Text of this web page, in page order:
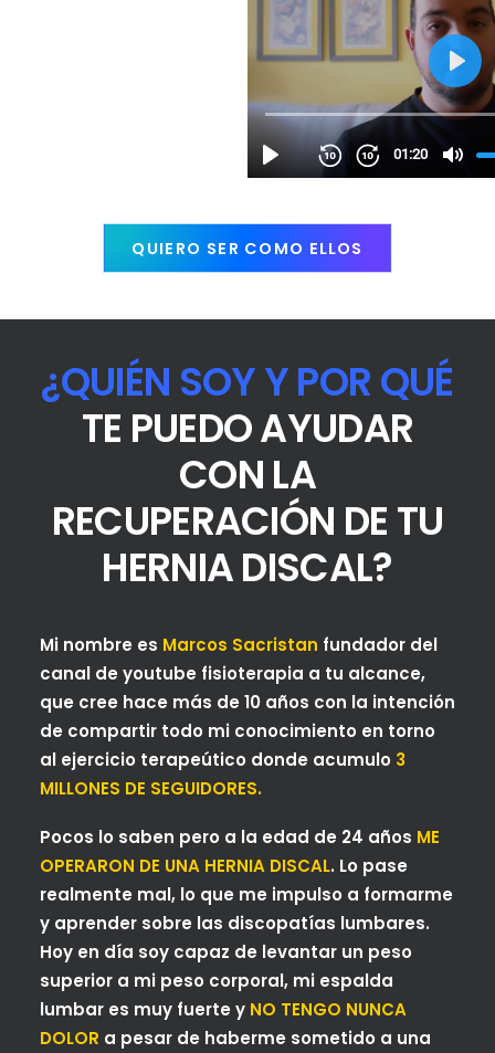
QUIERO SER COMO ELLOS
¿QUIÉN SOY Y POR QUÉ
TE PUEDO AYUDAR
CON LA
RECUPERACIÓN DE TU
HERNIA DISCAL?
Mi nombre es Marcos Sacristan fundador del
canal de youtube fisioterapia a tu alcance,
que cree hace más de 10 años con la intención
de compartir todo mi conocimiento en torno
al ejercicio terapeútico donde acumulo 3
MILLONES DE SEGUIDORES.
Pocos lo saben pero a la edad de 24 años ME
OPERARON DE UNA HERNIA DISCAL. Lo pase
realmente mal, lo que me impulso a formarme
y aprender sobre las discopatías lumbares.
Hoy en día soy capaz de levantar un peso
superior a mi peso corporal, mi espalda
lumbar es muy fuerte y NO TENGO NUNCA
DOLOR a pesar de haberme sometido a una